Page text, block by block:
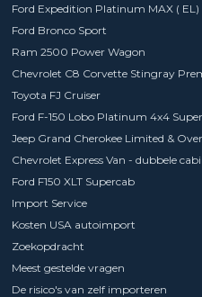
Ford Expedition Platinum MAX ( EL)
Ford Bronco Sport
Ram 2500 Power Wagon
Chevrolet C8 Corvette Stingray
Toyota FJ Cruiser
Ford F-150 Lobo Platinum 4x4
Jeep Grand Cherokee Limited &
Chevrolet Express Van - dubbele
Ford F150 XLT Supercab
Import Service
Kosten USA autoimport
Zoekopdracht
Meest gestelde vragen
De risico's van zelf importeren